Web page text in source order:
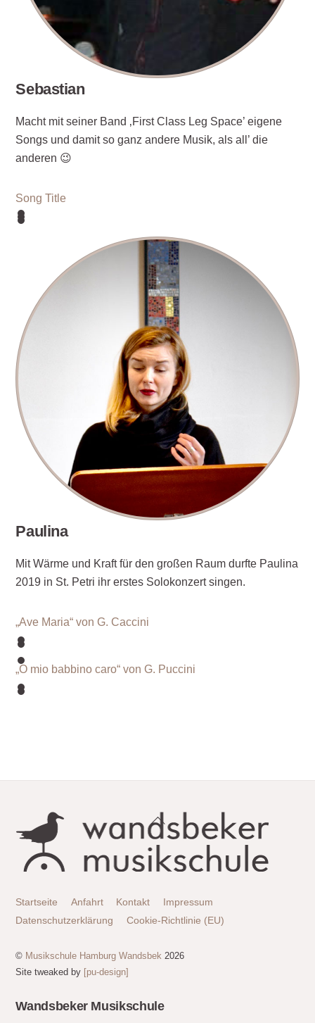
Sebastian
Macht mit seiner Band ‚First Class Leg Space’ eigene
Songs und damit so ganz andere Musik, als all’ die
anderen 😉
Song Title
Paulina
Mit Wärme und Kraft für den großen Raum durfte Paulina
2019 in St. Petri ihr erstes Solokonzert singen.
„Ave Maria“ von G. Caccini
„O mio babbino caro“ von G. Puccini
Back
To
Top
Startseite Anfahrt Kontakt
Impressum
Datenschutzerklärung
Cookie-Richtlinie (EU)
© Musikschule Hamburg Wandsbek 2026
Site tweaked by [pu-design]
Wandsbeker Musikschule